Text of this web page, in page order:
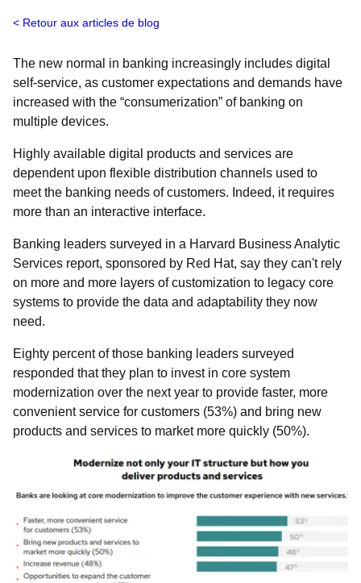
Retour aux articles de blog
The new normal in banking increasingly includes digital
self-service, as customer expectations and demands have
increased with the “consumerization” of banking on
multiple devices.
Highly available digital products and services are
dependent upon flexible distribution channels used to
meet the banking needs of customers. Indeed, it requires
more than an interactive interface.
Banking leaders surveyed in a Harvard Business Analytic
Services report, sponsored by Red Hat, say they can't rely
on more and more layers of customization to legacy core
systems to provide the data and adaptability they now
need.
Eighty percent of those banking leaders surveyed
responded that they plan to invest in core system
modernization over the next year to provide faster, more
convenient service for customers (53%) and bring new
products and services to market more quickly (50%).